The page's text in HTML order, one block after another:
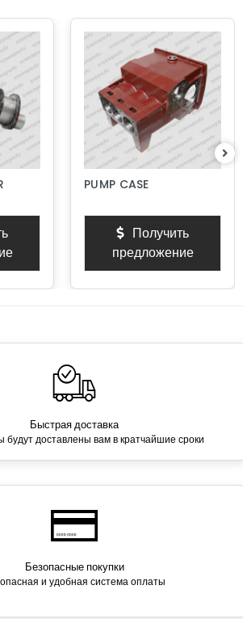
PUMP CASE
Получить
предложение
Быстрая доставка
будут доставлены вам в кратчайшие сроки
Безопасные покупки
и удобная система оплаты